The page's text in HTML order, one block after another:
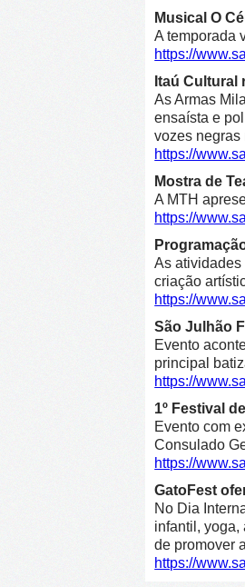
Musical O
A temporada
https://
Itaú
As Armas
ensaísta e
vozes negras
https://
Mostra de
A MTH
https://
As atividades
criação
https://
São Julhão
Evento
principal
https://
1º Festival
Evento com
Consulado
https://
GatoFest
No Dia
infantil, yoga,
de promover
https://